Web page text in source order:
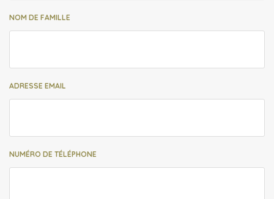
NOM DE FAMILLE
ADRESSE EMAIL
NUMÉRO DE TÉLÉPHONE